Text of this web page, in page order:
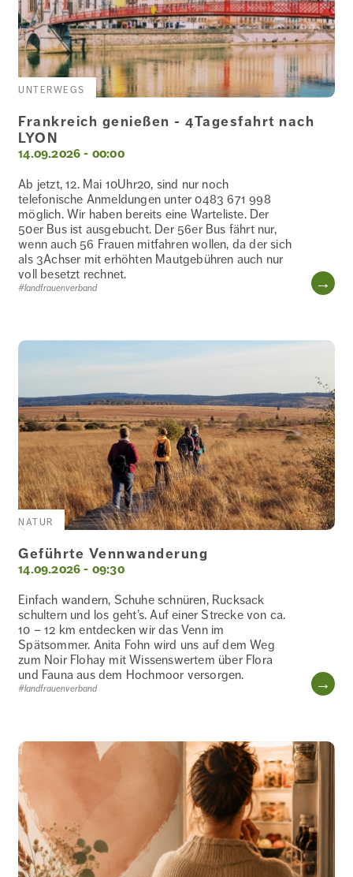
UNTERWEGS
14.09.2026 - 00:00
Frankreich genießen - 4Tagesfahrt nach
LYON
Ab jetzt, 12. Mai 10Uhr20, sind nur noch
telefonische Anmeldungen unter 0483 671 998
möglich. Wir haben bereits eine Warteliste. Der
50er Bus ist ausgebucht. Der 56er Bus fährt nur,
wenn auch 56 Frauen mitfahren wollen, da der sich
als 3Achser mit erhöhten Mautgebühren auch nur
voll besetzt rechnet.
#landfrauenverband
NATUR
14.09.2026 - 09:30
Geführte Vennwanderung
Einfach wandern, Schuhe schnüren, Rucksack
schultern und los geht’s. Auf einer Strecke von ca.
10 – 12 km entdecken wir das Venn im
Spätsommer. Anita Fohn wird uns auf dem Weg
zum Noir Flohay mit Wissenswertem über Flora
und Fauna aus dem Hochmoor versorgen.
#landfrauenverband